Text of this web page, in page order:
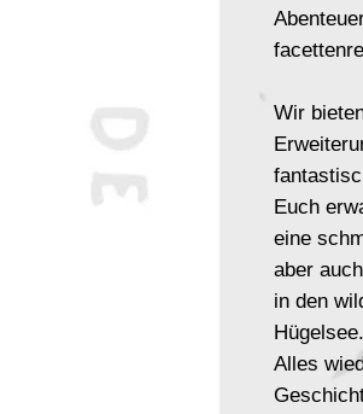
Wir
Euch
eine
aber
in den
Hügelsee.
Alles